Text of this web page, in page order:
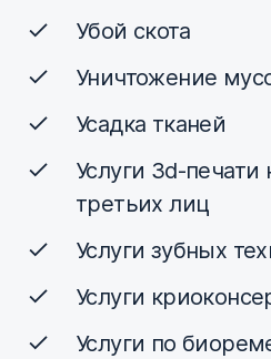
Убой скота
Уничтожение
Усадка тканей
Услуги 3d-печати
третьих лиц
Услуги зубных
Услуги
Услуги по